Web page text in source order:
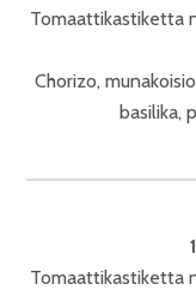
Tomaattikastiketta
Chorizo,
basilika,
Tomaattikastiketta